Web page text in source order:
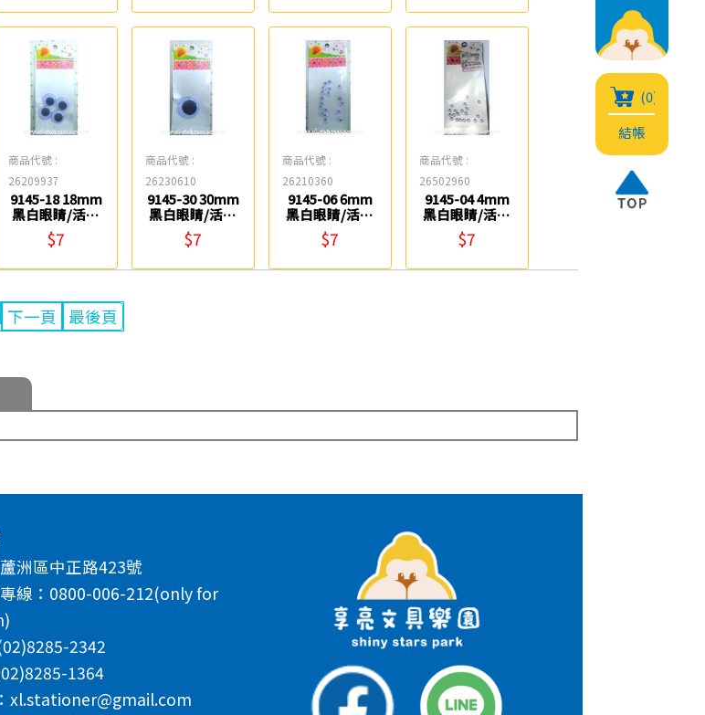
(0)
結帳
商品代號 :
26209937
9145-18 18mm
黑白眼睛/活動
眼睛(4入) 星宇
$7
商品代號 :
26230610
9145-30 30mm
黑白眼睛/活動
眼睛(1入) 星宇
$7
商品代號 :
26210360
9145-06 6mm
黑白眼睛/活動
眼睛(18入) 星
宇
$7
商品代號 :
26502960
9145-04 4mm
黑白眼睛/活動
眼睛(20入) 星
宇
$7
下一頁 最後頁
洲區中正路423號
線：0800-006-212(only for
2342
1364
xl.stationer@gmail.com